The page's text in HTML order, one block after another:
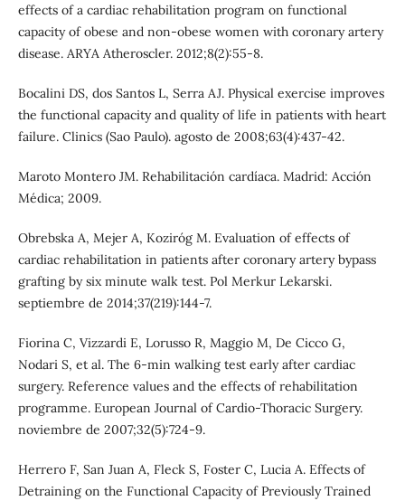
effects of a cardiac rehabilitation program on functional
capacity of obese and non-obese women with coronary artery
disease. ARYA Atheroscler. 2012;8(2):55-8.
Bocalini DS, dos Santos L, Serra AJ. Physical exercise improves
the functional capacity and quality of life in patients with heart
failure. Clinics (Sao Paulo). agosto de 2008;63(4):437-42.
Maroto Montero JM. Rehabilitación cardíaca. Madrid: Acción
Médica; 2009.
Obrebska A, Mejer A, Koziróg M. Evaluation of effects of
cardiac rehabilitation in patients after coronary artery bypass
grafting by six minute walk test. Pol Merkur Lekarski.
septiembre de 2014;37(219):144-7.
Fiorina C, Vizzardi E, Lorusso R, Maggio M, De Cicco G,
Nodari S, et al. The 6-min walking test early after cardiac
surgery. Reference values and the effects of rehabilitation
programme. European Journal of Cardio-Thoracic Surgery.
noviembre de 2007;32(5):724-9.
Herrero F, San Juan A, Fleck S, Foster C, Lucia A. Effects of
Detraining on the Functional Capacity of Previously Trained